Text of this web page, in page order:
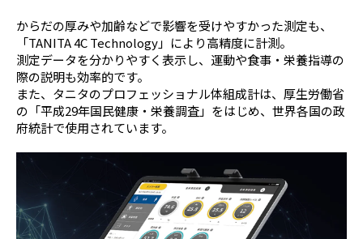
からだの厚みや加齢などで影響を受けやすかった測定も、
「TANITA 4C Technology」により高精度に計測。
測定データを分かりやすく表示し、運動や食事・栄養指導の
際の説明も効率的です。
また、タニタのプロフェッショナル体組成計は、厚生労働省
の「平成29年国民健康・栄養調査」をはじめ、世界各国の政
府統計で使用されています。